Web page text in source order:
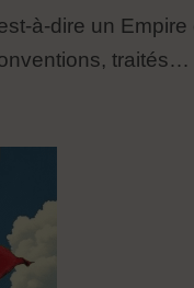
à-dire un
traités…